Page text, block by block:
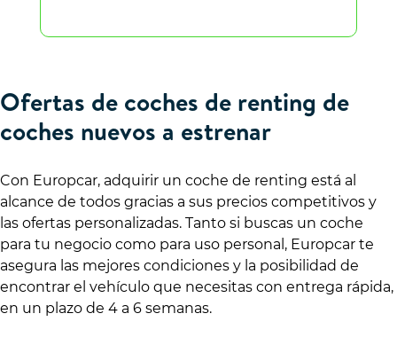
Ofertas de coches de renting de
coches nuevos a estrenar
Con Europcar, adquirir un coche de renting está al
alcance de todos gracias a sus precios competitivos y
las ofertas personalizadas. Tanto si buscas un coche
para tu negocio como para uso personal, Europcar te
asegura las mejores condiciones y la posibilidad de
encontrar el vehículo que necesitas con entrega rápida,
en un plazo de 4 a 6 semanas.